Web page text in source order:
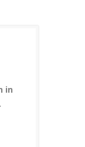
in
.